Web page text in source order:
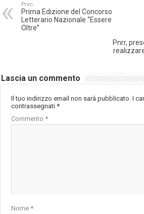
Prec.
Prima Edizione del Concorso
Letterario Nazionale “Essere
Oltre”
Pnrr,
Lascia un commento
Il tuo indirizzo email non sarà pubblicato. I
contrassegnati*
Commento*
Nome*